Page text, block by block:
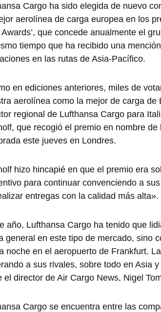
Cargo ha sido elegida de nuevo
aerolínea de carga europea en los
Awards’, que concede anualmente el
tiempo que ha recibido una
en las rutas de Asia-Pacífico.
en ediciones anteriores, miles de
aerolínea como la mejor de carga de
regional de Lufthansa Cargo para
que recogió el premio en nombre
este jueves en Londres.
hizo hincapié en que el premio era
para continuar convenciendo a
entregas con la calidad más alta».
año, Lufthansa Cargo ha tenido que
general en este tipo de mercado, sino
noche en el aeropuerto de Frankfurt.
a sus rivales, sobre todo en Asia
el director de Air Cargo News, Nigel
Cargo se encuentra entre las